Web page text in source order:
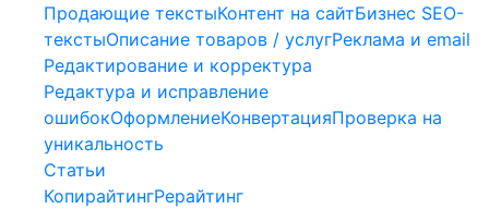
Продающие текстыКонтент на сайтБизнес SEO-
текстыОписание товаров / услугРеклама и email
Редактирование и корректура
Редактура и исправление
ошибокОформлениеКонвертацияПроверка на
уникальность
Статьи
КопирайтингРерайтинг